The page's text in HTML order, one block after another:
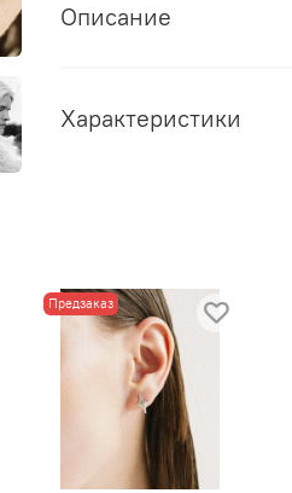
Описание
Характеристики
Предзаказ